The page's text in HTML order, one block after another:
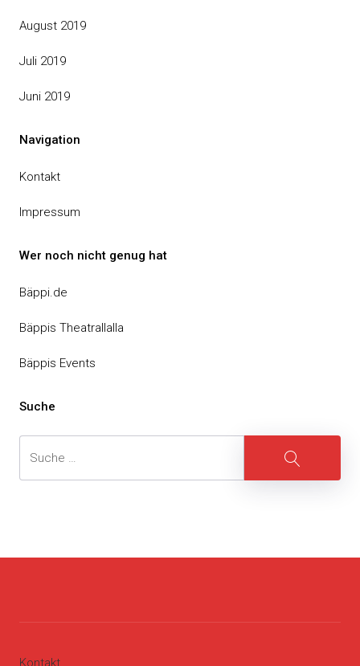
August 2019
Juli 2019
Juni 2019
Navigation
Kontakt
Impressum
Wer noch nicht genug hat
Bäppi.de
Bäppis Theatrallalla
Bäppis Events
Suche
Suche
Kontakt